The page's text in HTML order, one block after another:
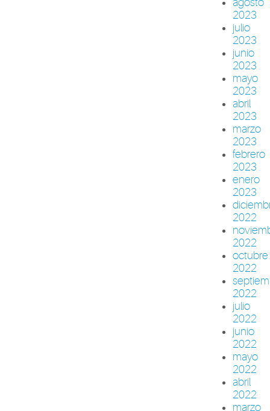
2023
julio
2023
junio
2023
mayo
2023
abril
2023
marzo
2023
febrero
2023
enero
2023
2022
2022
octubre
2022
2022
julio
2022
junio
2022
mayo
2022
abril
2022
marzo